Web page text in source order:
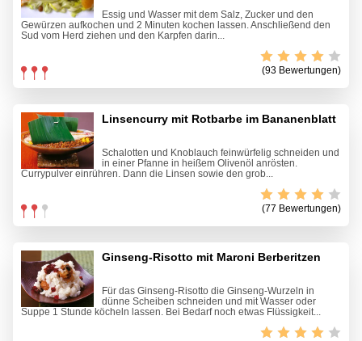
Essig und Wasser mit dem Salz, Zucker und den
Gewürzen aufkochen und 2 Minuten kochen lassen. Anschließend den
Sud vom Herd ziehen und den Karpfen darin...
(93 Bewertungen)
Linsencurry mit Rotbarbe im Bananenblatt
Schalotten und Knoblauch feinwürfelig schneiden und
in einer Pfanne in heißem Olivenöl anrösten.
Currypulver einrühren. Dann die Linsen sowie den grob...
(77 Bewertungen)
Ginseng-Risotto mit Maroni Berberitzen
Für das Ginseng-Risotto die Ginseng-Wurzeln in
dünne Scheiben schneiden und mit Wasser oder
Suppe 1 Stunde köcheln lassen. Bei Bedarf noch etwas Flüssigkeit...